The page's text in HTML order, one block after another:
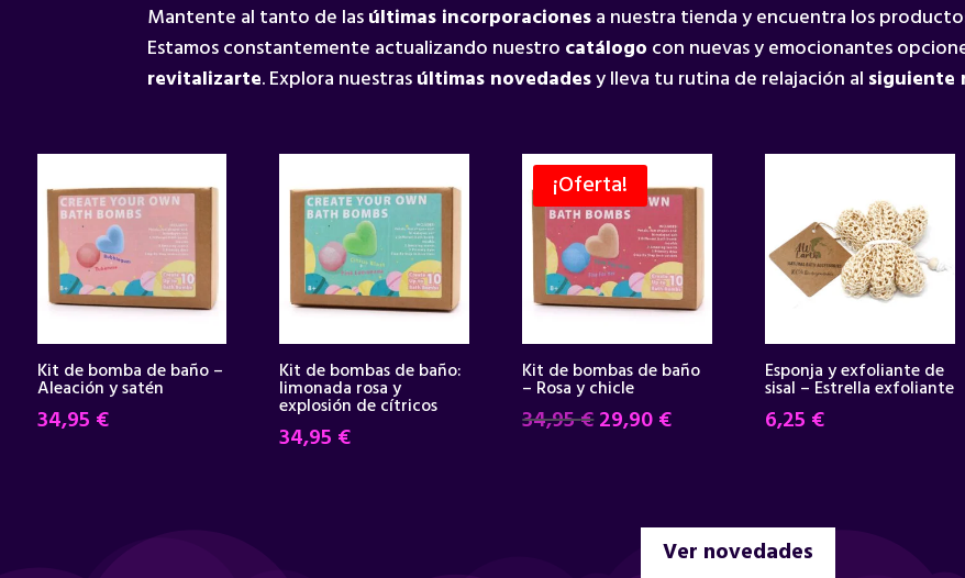
Mantente al tanto de lasúltimas incorporacionesa nuestra tienda y encuentra los
Estamos constantemente actualizando nuestro catálogo con nuevas y emocionantes
revitalizarte. Explora nuestrasúltimas novedadesy lleva tu rutina de relajación al siguiente
Kit de bomba de baño –
Aleación y satén
34,95 €
Kit de bombas de baño:
limonada rosa y
explosión de cítricos
34,95 €
¡Oferta!
Kit de bombas de baño
– Rosa y chicle
34,95€El
34,95 €.
29,90€El
29,90 €.
Esponja y exfoliante de
sisal – Estrella exfoliante
6,25 €
Ver novedades